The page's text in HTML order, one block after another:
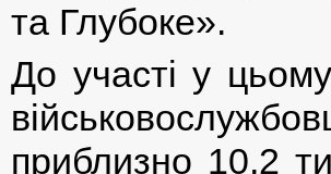
та Глубоке».
До участі у
приблизно 10,2